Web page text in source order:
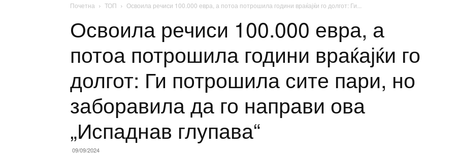
Почетна ТОП Освоила речиси 100.000 евра, а потоа потрошила години враќајќи го долгот: Ги...
Освоила речиси 100.000 евра, а
потоа потрошила години враќајќи го
долгот: Ги потрошила сите пари, но
заборавила да го направи ова
„Испаднав глупава“
09/09/2024